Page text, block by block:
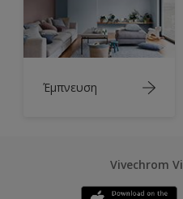
Έμπνευση
Vivechrom